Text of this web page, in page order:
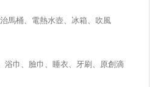
馬桶、電熱水壺、冰箱、吹風
浴巾、臉巾、睡衣、牙刷、原創滴